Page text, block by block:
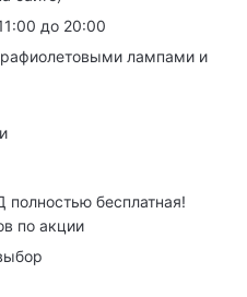
до 20:00
лампами и
бесплатная!
по акции